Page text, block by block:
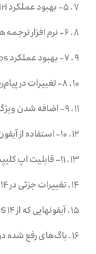
۷ . ۵- بهبود عملکرد Siri
۸ . ۶- نرم افزار ترجمه همزمان
۹ . ۷- بهبود عملکرد apple maps
۱۰ . ۸- تغییرات در پیام‌رسان imessage
۱۱ . ۹- اضافه شدن ویژگی‌های جدید به اپلیکیشن Home kit
۱۲ . ۱۰- استفاده از آیفون به جای کلید خودرو
۱۳ . ۱۱– قابلیت اپ کلیپس Clip Apps
۱۴ . تغییرات جزئی در iOS ۱۴
۱۵ . آیفون­هایی که از iOS ۱۴ پشتیبانی می‌کنند
۱۶ . باگ‌های رفع شده در هرکدام از آپدیت‌های iOS ۱۴